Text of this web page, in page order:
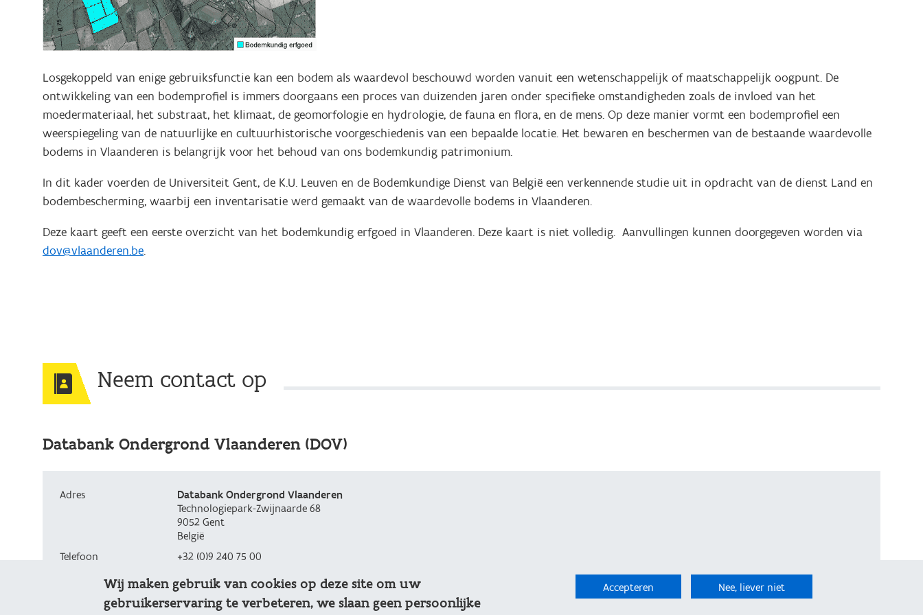
Losgekoppeld van enige gebruiksfunctie kan een bodem als waardevol beschouwd worden vanuit een wetenschappelijk of maatschappelijk oogpunt. De
ontwikkeling van een bodemprofiel is immers doorgaans een proces van duizenden jaren onder specifieke omstandigheden zoals de invloed van het
moedermateriaal, het substraat, het klimaat, de geomorfologie en hydrologie, de fauna en flora, en de mens. Op deze manier vormt een bodemprofiel een
weerspiegeling van de natuurlijke en cultuurhistorische voorgeschiedenis van een bepaalde locatie. Het bewaren en beschermen van de bestaande waardevolle
bodems in Vlaanderen is belangrijk voor het behoud van ons bodemkundig patrimonium.
In dit kader voerden de Universiteit Gent, de K.U. Leuven en de Bodemkundige Dienst van België een verkennende studie uit in opdracht van de dienst Land en
bodembescherming, waarbij een inventarisatie werd gemaakt van de waardevolle bodems in Vlaanderen.
Deze kaart geeft een eerste overzicht van het bodemkundig erfgoed in Vlaanderen. Deze kaart is niet volledig. Aanvullingen kunnen doorgegeven worden via
dov@vlaanderen.be.
Neem contact op
Databank Ondergrond Vlaanderen (DOV)
Adres
Databank Ondergrond Vlaanderen
Technologiepark-Zwijnaarde 68
9052 Gent
België
Telefoon
+32 (0)9 240 75 00
meldpunt@dov.vlaanderen.be
Wij maken gebruik van cookies op deze site om uw
gebruikerservaring te verbeteren, we slaan geen persoonlijke
Accepteren Nee, liever niet